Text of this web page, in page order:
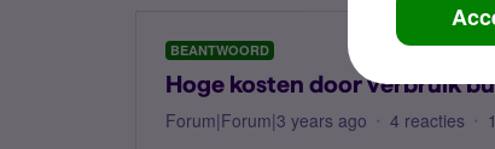
BEANTWOORD
Hoge kosten door verbruik
Forum|Forum|3 years ago 4 reacties